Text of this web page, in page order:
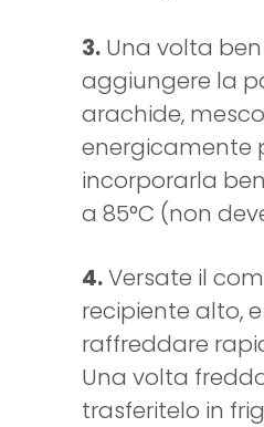
3. Una volta
aggiungere la
arachide,
energicamente
incorporarla
a 85°C (non
4.Versate il
recipiente alto,
raffreddare
Una volta
trasferitelo in